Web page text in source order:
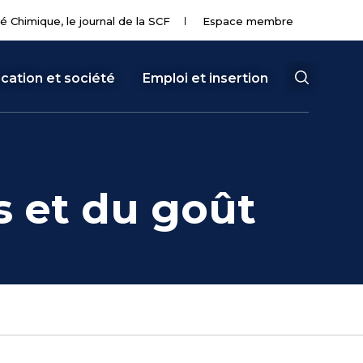
Chimique, le journal de la SCF Espace membre
et société Emploi et insertion
et du goût